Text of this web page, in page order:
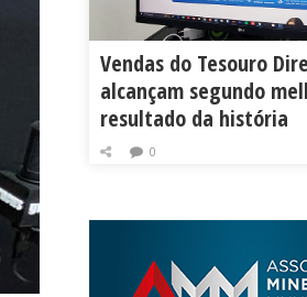
Vendas do Tesouro
alcançam segundo
resultado da história
0